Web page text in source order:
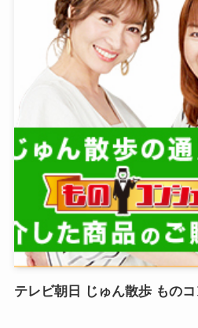
テレビ朝日 じゅん散歩 もの